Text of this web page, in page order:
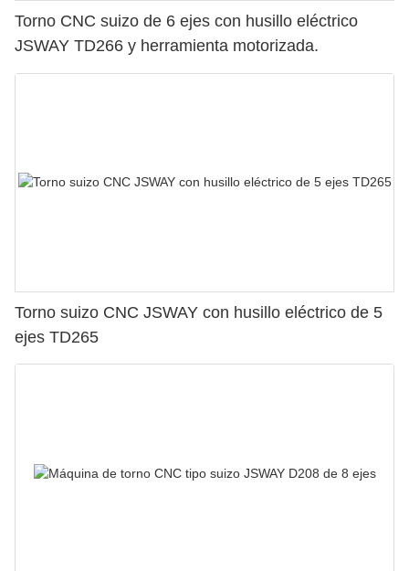
Torno CNC suizo de 6 ejes con husillo eléctrico
JSWAY TD266 y herramienta motorizada.
Torno suizo CNC JSWAY con husillo eléctrico de 5
ejes TD265